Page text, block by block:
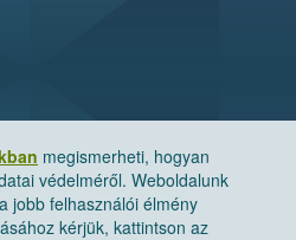
megismerheti, hogyan
védelméről. Weboldalunk
jobb felhasználói élmény
kérjük, kattintson az